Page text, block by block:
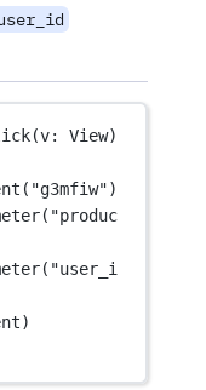
(v: View)
( "g3mfiw")
( "produc
( "user_i